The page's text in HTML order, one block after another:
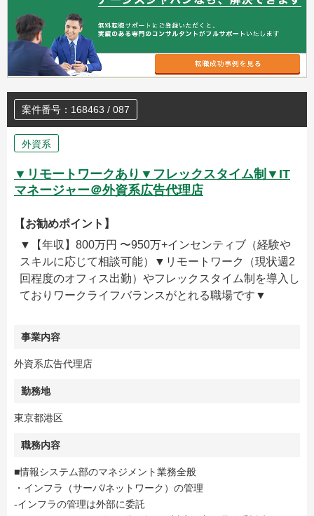
案件番号：168463 / 087
外資系
▼リモートワークあり▼フレックスタイム制▼IT
マネージャー＠外資系広告代理店
【お勧めポイント】
▼【年収】800万円 〜950万+インセンティブ（経験や
スキルに応じて相談可能）▼リモートワーク（現状週2
回程度のオフィス出勤）やフレックスタイム制を導入し
ておりワークライフバランスがとれる職場です▼
事業内容
外資系広告代理店
勤務地
東京都港区
職務内容
■情報システム部のマネジメント業務全般
・インフラ（サーバ/ネットワーク）の管理
-インフラの管理は外部に委託